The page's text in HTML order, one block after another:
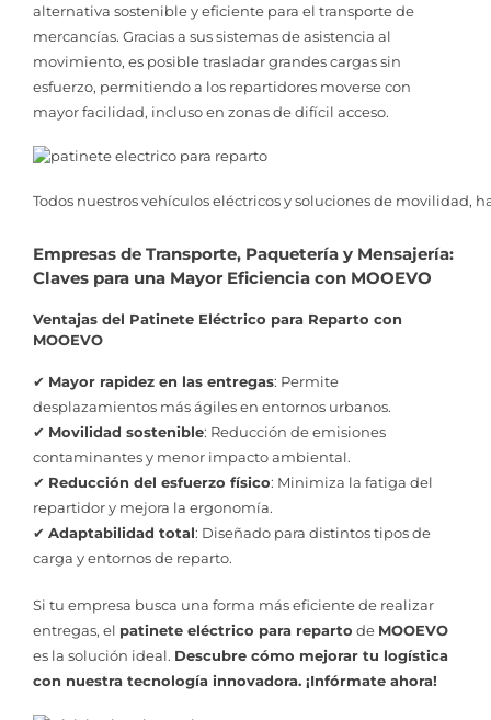
alternativa sostenible y eficiente para el transporte de
mercancías. Gracias a sus sistemas de asistencia al
movimiento, es posible trasladar grandes cargas sin
esfuerzo, permitiendo a los repartidores moverse con
mayor facilidad, incluso en zonas de difícil acceso.
Todos nuestros vehículos eléctricos y soluciones de movilidad,
Empresas de Transporte, Paquetería y Mensajería:
Claves para una Mayor Eficiencia con MOOEVO
Ventajas del Patinete Eléctrico para Reparto con
MOOEVO
✔ Mayor rapidez en las entregas: Permite
desplazamientos más ágiles en entornos urbanos.
✔ Movilidad sostenible: Reducción de emisiones
contaminantes y menor impacto ambiental.
✔ Reducción del esfuerzo físico: Minimiza la fatiga del
repartidor y mejora la ergonomía.
✔ Adaptabilidad total: Diseñado para distintos tipos de
carga y entornos de reparto.
Si tu empresa busca una forma más eficiente de realizar
entregas, el patinete eléctrico para reparto de MOOEVO
es la solución ideal. Descubre cómo mejorar tu logística
con nuestra tecnología innovadora. ¡Infórmate ahora!